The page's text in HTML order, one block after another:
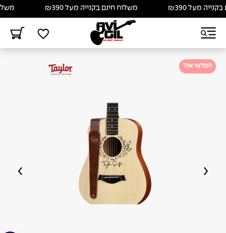
מעל ₪390 משלוח חינם בקנייה מעל ₪390 משלוח
המלאי אזל